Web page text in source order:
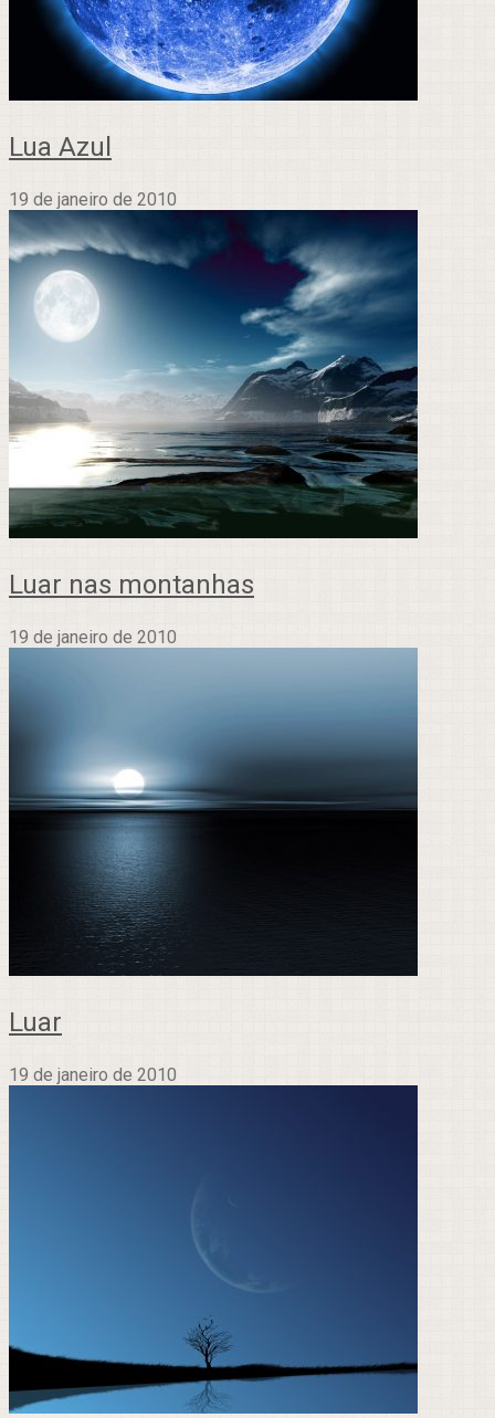
Lua Azul
19 de janeiro de 2010
Luar nas montanhas
19 de janeiro de 2010
Luar
19 de janeiro de 2010